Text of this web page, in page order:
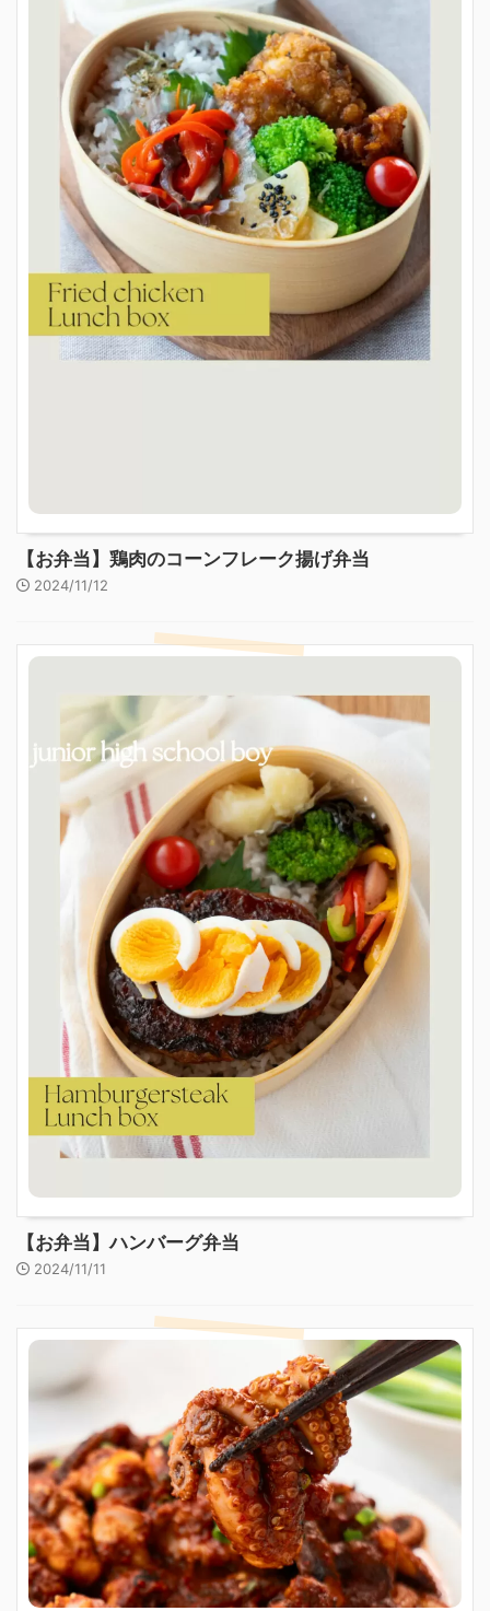
【お弁当】鶏肉のコーンフレーク揚げ弁当
2024/11/12
【お弁当】ハンバーグ弁当
2024/11/11